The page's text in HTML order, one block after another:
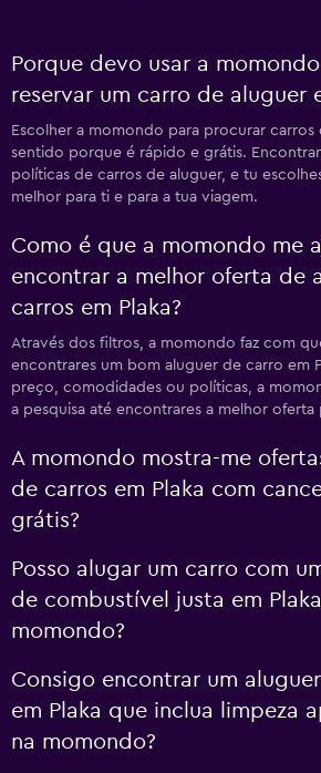
Porque devo usar a
reservar um carro de aluguer
Escolher a momondo para procurar carros
sentido porque é rápido e grátis.
políticas de carros de aluguer, e tu
melhor para ti e para a tua viagem.
Como é que a momondo me
encontrar a melhor oferta de
carros em Plaka?
Através dos filtros, a momondo faz com
encontrares um bom aluguer de carro em
preço, comodidades ou políticas, a
a pesquisa até encontrares a melhor oferta
A momondo mostra-me
de carros em Plaka com
grátis?
Posso alugar um carro com
de combustível justa em
momondo?
Consigo encontrar um
em Plaka que inclua limpeza
na momondo?